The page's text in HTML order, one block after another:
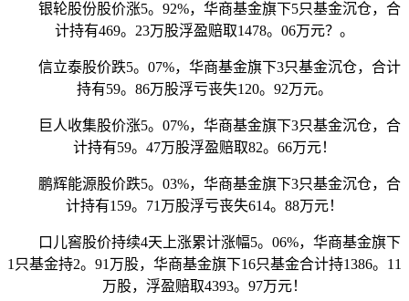
银轮股份股价涨5。92%，华商基金旗下5只基金沉仓，合
计持有469。23万股浮盈赔取1478。06万元？。
信立泰股价跌5。07%，华商基金旗下3只基金沉仓，合计
持有59。86万股浮亏丧失120。92万元。
巨人收集股价涨5。07%，华商基金旗下3只基金沉仓，合
计持有59。47万股浮盈赔取82。66万元！
鹏辉能源股价跌5。03%，华商基金旗下3只基金沉仓，合
计持有159。71万股浮亏丧失614。88万元！
口儿窖股价持续4天上涨累计涨幅5。06%，华商基金旗下
1只基金持2。91万股，华商基金旗下16只基金合计持1386。11
万股，浮盈赔取4393。97万元！